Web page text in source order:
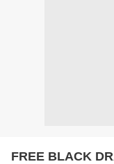
FREE BLACK